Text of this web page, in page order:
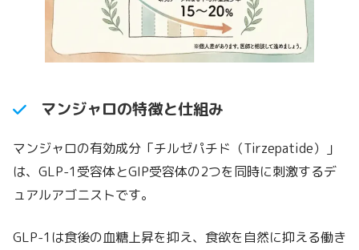
マンジャロの特徴と仕組み
マンジャロの有効成分「チルゼパチド（Tirzepatide）」
は、GLP-1受容体とGIP受容体の2つを同時に刺激するデ
ュアルアゴニストです。
GLP-1は食後の血糖上昇を抑え、食欲を自然に抑える働き